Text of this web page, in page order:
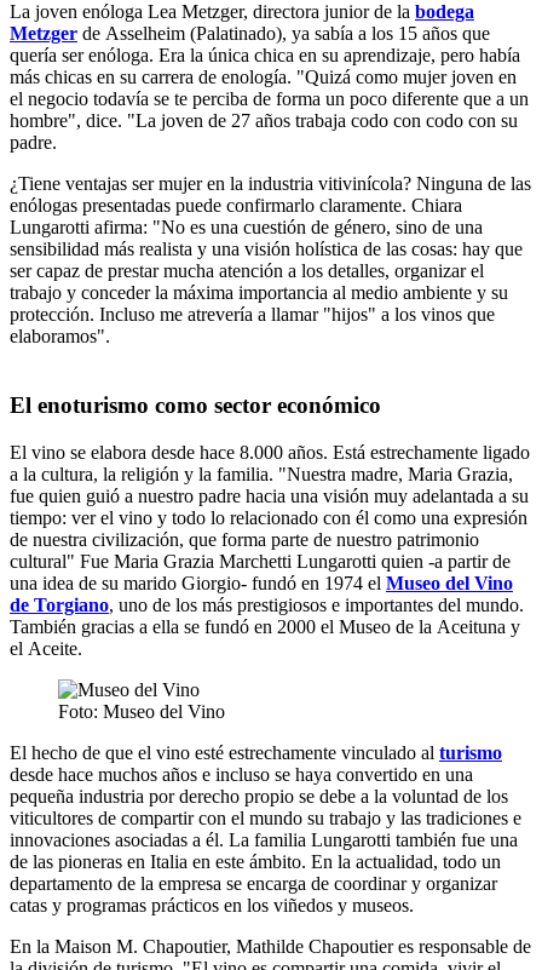
La joven enóloga Lea Metzger, directora junior de la bodega
Metzger de Asselheim (Palatinado), ya sabía a los 15 años que
quería ser enóloga. Era la única chica en su aprendizaje, pero había
más chicas en su carrera de enología. "Quizá como mujer joven en
el negocio todavía se te perciba de forma un poco diferente que a un
hombre", dice. "La joven de 27 años trabaja codo con codo con su
padre.
¿Tiene ventajas ser mujer en la industria vitivinícola? Ninguna de las
enólogas presentadas puede confirmarlo claramente. Chiara
Lungarotti afirma: "No es una cuestión de género, sino de una
sensibilidad más realista y una visión holística de las cosas: hay que
ser capaz de prestar mucha atención a los detalles, organizar el
trabajo y conceder la máxima importancia al medio ambiente y su
protección. Incluso me atrevería a llamar "hijos" a los vinos que
elaboramos".
El enoturismo como sector económico
El vino se elabora desde hace 8.000 años. Está estrechamente ligado
a la cultura, la religión y la familia. "Nuestra madre, Maria Grazia,
fue quien guió a nuestro padre hacia una visión muy adelantada a su
tiempo: ver el vino y todo lo relacionado con él como una expresión
de nuestra civilización, que forma parte de nuestro patrimonio
cultural" Fue Maria Grazia Marchetti Lungarotti quien -a partir de
una idea de su marido Giorgio- fundó en 1974 el Museo del Vino
de Torgiano, uno de los más prestigiosos e importantes del mundo.
También gracias a ella se fundó en 2000 el Museo de la Aceituna y
el Aceite.
Foto: Museo del Vino
El hecho de que el vino esté estrechamente vinculado al turismo
desde hace muchos años e incluso se haya convertido en una
pequeña industria por derecho propio se debe a la voluntad de los
viticultores de compartir con el mundo su trabajo y las tradiciones e
innovaciones asociadas a él. La familia Lungarotti también fue una
de las pioneras en Italia en este ámbito. En la actualidad, todo un
departamento de la empresa se encarga de coordinar y organizar
catas y programas prácticos en los viñedos y museos.
En la Maison M. Chapoutier, Mathilde Chapoutier es responsable de